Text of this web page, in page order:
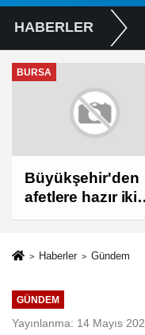
HABERLER
BURSA
Büyükşehir'den
afetlere hazır iki
yeni mobil araç
Haberler Gündem
GÜNDEM
Yayınlanma: 14 Mayıs